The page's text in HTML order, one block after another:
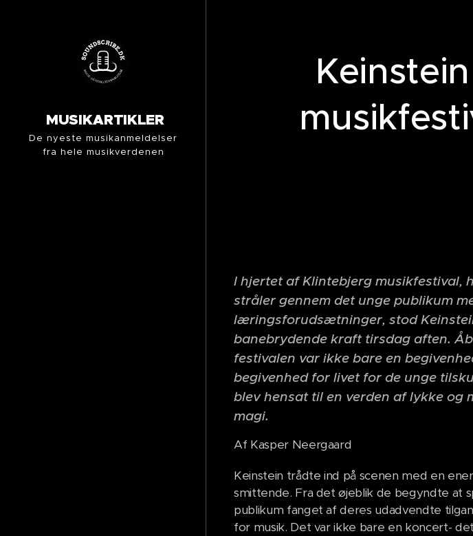
MUSIKARTIKLER
De nyeste musikanmeldelser
fra hele musikverdenen
I hjertet af Klintebjerg musikfestival,
stråler gennem det unge publikum
læringsforudsætninger, stod
banebrydende kraft tirsdag aften.
festivalen var ikke bare en
begivenhed for livet for de unge
blev hensat til en verden af lykke og
magi.
Af Kasper Neergaard
Keinstein trådte ind på scenen med en
smittende. Fra det øjeblik de begyndte at
publikum fanget af deres udadvendte
for musik. Det var ikke bare en koncert-